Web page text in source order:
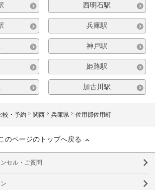
西明石駅
兵庫駅
神戸駅
姫路駅
加古川駅
較・予約 関西 兵庫県 佐用郡佐用町
のページのトップへ戻る